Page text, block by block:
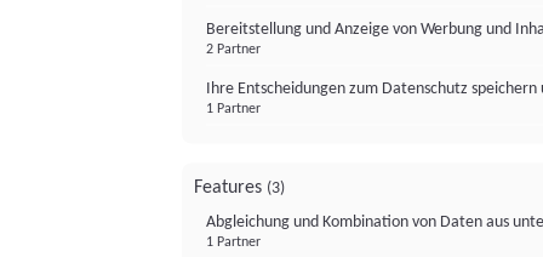
Bereitstellung und Anzeige von Werbung und
2 Partner
Ihre Entscheidungen zum Datenschutz
1 Partner
Features (3)
Abgleichung und Kombination von Daten aus
1 Partner